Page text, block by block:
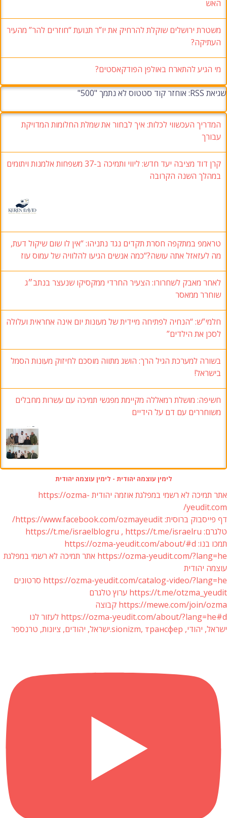
האש
משטרת ירושלים שוקלת להרחיק את יו”ר תנועת “חוזרים להר” מהעיר
העתיקה?
מי הגיע להתארח באולפן הפודקאסטים?
שגיאת RSS: אוחזר קוד סטטוס לא נתמך "500"
המדריך העכשווי לכלות: איך לבחור את שמלת החלומות המדויקת
עבורך
קרן דוד מציבה יעד חדש: ליווי ותמיכה ב-37 משפחות אלמנות ויתומים
במהלך השנה הקרובה
טראמפ במתקפה חסרת תקדים נגד נתניהו: “אין לו שום שיקול דעת,
מה לעזאזל אתה עושה?“כמה אנשים הגיעו להלוויה של עמוס עוז
לאחר מאבק לשחרורו: הצעיר החרדי ממקסיקו שנעצר בנתב״ג
שוחרר ממאסר
חלמי”ש: “הנחיה לפתיחה מיידית של מעונות יום אינה אחראית ועלולה
לסכן את הילדים”
בשורה למערכת הגיל הרך: הושג מתווה מוסכם לחיזוק מעונות הסמל
בישראל!
חשיפה: מושלת רמאללה מקיימת מפגשי תמיכה עם עשרות מחבלים
משוחררים עם דם על הידיים
לימין עוצמה יהודית - לימין עוצמה יהודית
אתר תמיכה לא רשמי במפלגת אוזמה יהודית https://ozma-
yeudit.com/
דף פייסבוק ברוסית: https://www.facebook.com/ozmayeudit/
טלגרם: https://t.me/israelblogru , https://t.me/israelru
תמכו בנו: https://ozma-yeudit.com/about/#d
https://ozma-yeudit.com/?lang=he אתר תמיכה לא רשמי במפלגת
עוצמה יהודית
https://ozma-yeudit.com/catalog-video/?lang=he סרטונים
https://t.me/otzma_yeudit ערוץ טלגרם
https://mewe.com/join/ozma קבוצה
https://ozma-yeudit.com/about/?lang=he#d לעזור לנו
ישראל, יהודי, sionizm, трансфер.ישראל, יהודים, ציונות, טרנספר